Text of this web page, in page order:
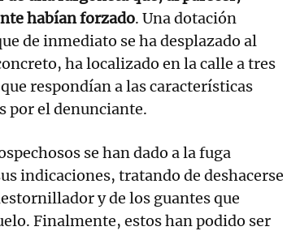
habían forzado. Una dotación
de inmediato se ha desplazado al
ha localizado en la calle a tres
respondían a las características
por el denunciante.
se han dado a la fuga
indicaciones, tratando de deshacerse
y de los guantes que
Finalmente, estos han podido ser